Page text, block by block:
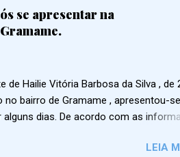
residiam na área exigida por lei e
levantando suspeita de
ligadas a autoridades políticas
cargos comissionados antes
manipulação de notas 🔥
se apresentar na
Hailie Vitória Barbosa da Silva , de
bairro de Gramame , apresentou-
dias. De acordo com as
local onde possuía uma residência.
LEIA